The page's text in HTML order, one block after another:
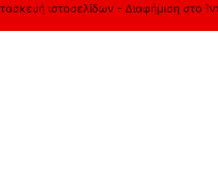
ιστοσελίδων - Διαφήμιση στο